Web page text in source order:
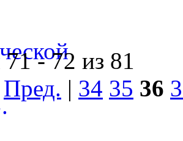
- 72 из 81
Пред. | 34 35 36